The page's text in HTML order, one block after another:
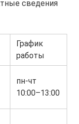
сведения
График
работы
пн-чт
10:00–13:00